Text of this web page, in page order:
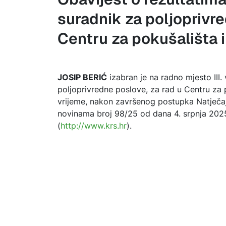
suradnik za
Centru za pokušališta
JOSIP BERIĆ izabran je na radno mjesto
poljoprivredne poslove, za rad u Centru
vrijeme, nakon završenog postupka
novinama broj 98/25 od dana 4. srpnja
(http://www.krs.hr).